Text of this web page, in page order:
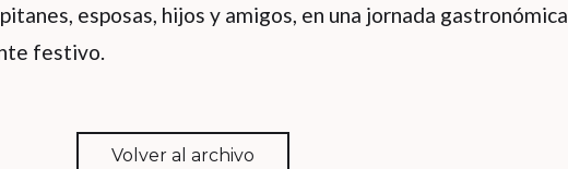
esposas, hijos y amigos, en una jornada gastronómica
festivo.
Volver al archivo